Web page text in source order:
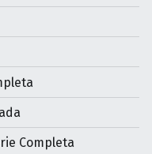
Completa